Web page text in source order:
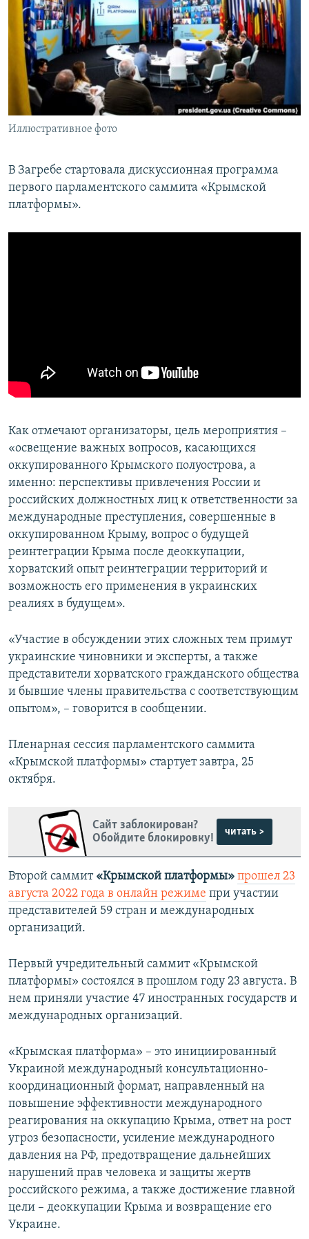
ПОБЕДИТЕЛЕЙ НЕ СУДЯТ?
КРЫМ.НЕПОКОРЕННЫЙ
ELIFBE
УКРАИНСКАЯ ПРОБЛЕМА КРЫМА
ПРИСОЕДИНЯЙТЕСЬ!
Все сайты RFE/RL
Иллюстративное фото
В Загребе стартовала дискуссионная программа
первого парламентского саммита «Крымской
платформы».
Как отмечают организаторы, цель мероприятия –
«освещение важных вопросов, касающихся
оккупированного Крымского полуострова, а
именно: перспективы привлечения России и
российских должностных лиц к ответственности за
международные преступления, совершенные в
оккупированном Крыму, вопрос о будущей
реинтеграции Крыма после деоккупации,
хорватский опыт реинтеграции территорий и
возможность его применения в украинских
реалиях в будущем».
«Участие в обсуждении этих сложных тем примут
украинские чиновники и эксперты, а также
представители хорватского гражданского общества
и бывшие члены правительства с соответствующим
опытом», – говорится в сообщении.
Пленарная сессия парламентского саммита
«Крымской платформы» стартует завтра, 25
октября.
Сайт заблокирован?
Обойдите блокировку!
читать >
Второй саммит «Крымской платформы» прошел 23
августа 2022 года в онлайн режиме при участии
представителей 59 стран и международных
организаций.
Первый учредительный саммит «Крымской
платформы» состоялся в прошлом году 23 августа. В
нем приняли участие 47 иностранных государств и
международных организаций.
«Крымская платформа» – это инициированный
Украиной международный консультационно-
координационный формат, направленный на
повышение эффективности международного
реагирования на оккупацию Крыма, ответ на рост
угроз безопасности, усиление международного
давления на РФ, предотвращение дальнейших
нарушений прав человека и защиты жертв
российского режима, а также достижение главной
цели – деоккупации Крыма и возвращение его
Украине.